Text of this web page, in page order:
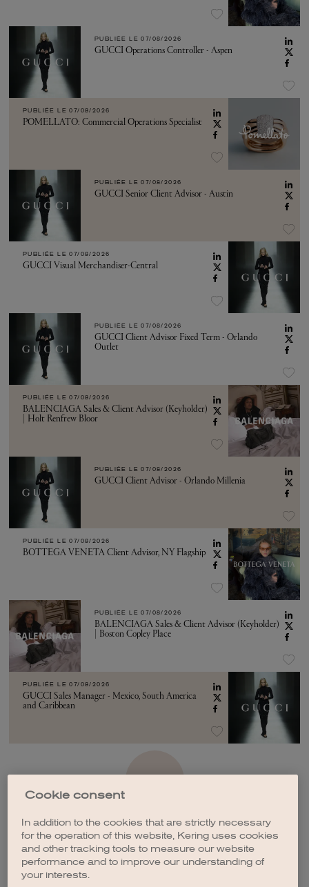
PUBLIÉE LE 07/08/2026
GUCCI Operations Controller - Aspen
PUBLIÉE LE 07/08/2026
POMELLATO: Commercial Operations Specialist
PUBLIÉE LE 07/08/2026
GUCCI Senior Client Advisor - Austin
PUBLIÉE LE 07/08/2026
GUCCI Visual Merchandiser-Central
PUBLIÉE LE 07/08/2026
GUCCI Client Advisor Fixed Term - Orlando
Outlet
PUBLIÉE LE 07/08/2026
BALENCIAGA Sales & Client Advisor (Keyholder)
| Holt Renfrew Bloor
PUBLIÉE LE 07/08/2026
GUCCI Client Advisor - Orlando Millenia
PUBLIÉE LE 07/08/2026
BOTTEGA VENETA Client Advisor, NY Flagship
PUBLIÉE LE 07/08/2026
BALENCIAGA Sales & Client Advisor (Keyholder)
| Boston Copley Place
PUBLIÉE LE 07/08/2026
GUCCI Sales Manager - Mexico, South America
and Caribbean
CRÉER UNE ALERTE
Cookie consent
In addition to the cookies that are strictly necessary
for the operation of this website, Kering uses cookies
and other tracking tools to measure our website
performance and to improve our understanding of
your interests.